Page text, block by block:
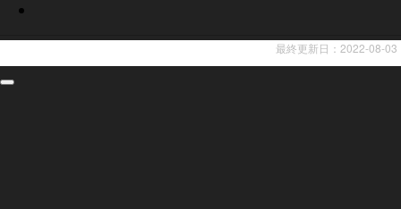
最終更新日：2022-08-03